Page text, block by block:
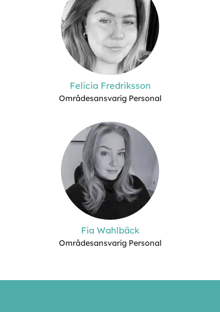
Felicia Fredriksson
Områdesansvarig Personal
Fia Wahlbäck
Områdesansvarig Personal